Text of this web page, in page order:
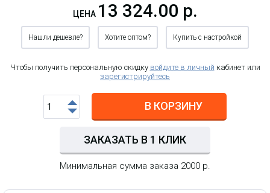
ЦЕНА 13 324.00 р.
Нашли дешевле? Хотите оптом? Купить с настройкой
Чтобы получить персональную скидку войдите в личный кабинет или
зарегистрируйтесь
В КОРЗИНУ
ЗАКАЗАТЬ В 1 КЛИК
Минимальная сумма заказа 2000 р.